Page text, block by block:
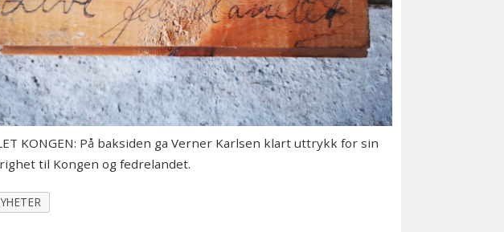
KONGEN: På baksiden ga Verner Karlsen klart uttrykk for sin
til Kongen og fedrelandet.